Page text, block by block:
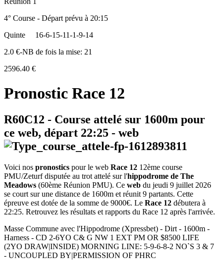
4° Course - Départ prévu à 20:15
Quinte
16-6-15-11-1-9-14
2.0 €-NB de fois la mise: 21
2596.40 €
Pronostic Race 12
R60C12 - Course attelé sur 1600m pour
ce web, départ 22:25 - web
Voici nos pronostics pour le web Race 12 12ème course
PMU/Zeturf disputée au trot attelé sur l'hippodrome de The
Meadows (60ème Réunion PMU). Ce web du jeudi 9 juillet 2026
se court sur une distance de 1600m et réunit 9 partants. Cette
épreuve est dotée de la somme de 9000€. Le Race 12 débutera à
22:25. Retrouvez les résultats et rapports du Race 12 après l'arrivée.
Masse Commune avec l'Hippodrome (Xpressbet) - Dirt - 1600m -
Harness - CD 2-6YO C& G NW 1 EXT PM OR $8500 LIFE
(2YO DRAW|INSIDE) MORNING LINE: 5-9-6-8-2 NO`S 3 & 7
- UNCOUPLED BY|PERMISSION OF PHRC